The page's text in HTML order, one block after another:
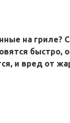
на
быстро,
и вред от